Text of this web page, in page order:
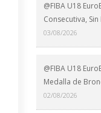
@FIBA U18
Consecutiva,
03/08/2026
@FIBA U18
Medalla de
02/08/2026